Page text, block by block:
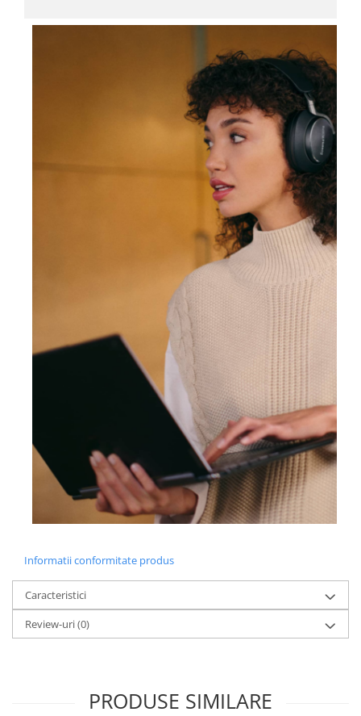
Informatii conformitate produs
Caracteristici
Review-uri(0)
PRODUSE SIMILARE